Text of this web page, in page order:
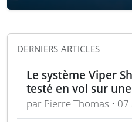
DERNIERS ARTICLES
Le système Viper
testé en vol sur
Edwards AFB
par Pierre Thomas •